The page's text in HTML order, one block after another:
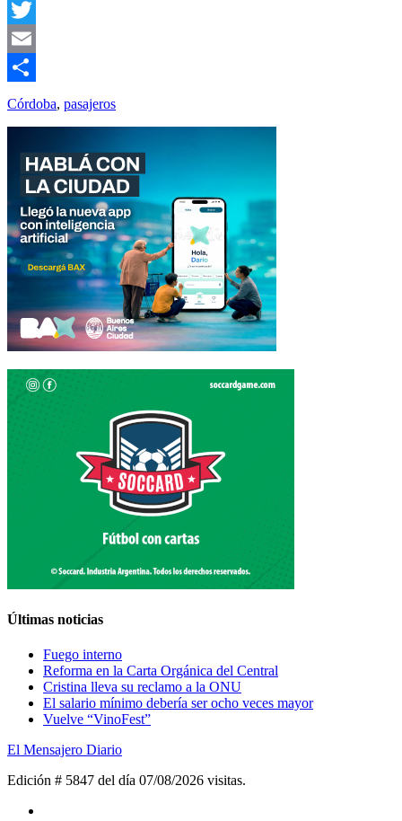
Facebook
Twitter
Email
Compartir
Córdoba, pasajeros
Últimas noticias
Fuego interno
Reforma en la Carta Orgánica del Central
Cristina lleva su reclamo a la ONU
El salario mínimo debería ser ocho veces mayor
Vuelve “VinoFest”
El Mensajero Diario
Edición # 5847 del día 07/08/2026 visitas.